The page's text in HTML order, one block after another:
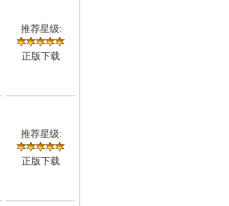
推荐星级:
正版下载
推荐星级:
正版下载